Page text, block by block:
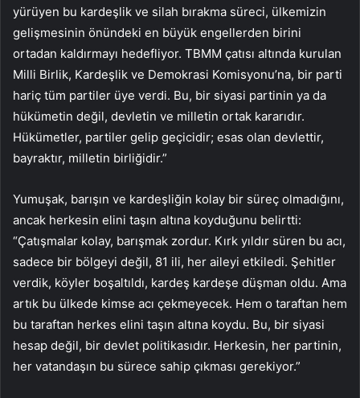
yürüyen bu kardeşlik ve silah bırakma süreci, ülkemizin
gelişmesinin önündeki en büyük engellerden birini
ortadan kaldırmayı hedefliyor. TBMM çatısı altında kurulan
Milli Birlik, Kardeşlik ve Demokrasi Komisyonu’na, bir parti
hariç tüm partiler üye verdi. Bu, bir siyasi partinin ya da
hükümetin değil, devletin ve milletin ortak kararıdır.
Hükümetler, partiler gelip geçicidir; esas olan devlettir,
bayraktır, milletin birliğidir.”
Yumuşak, barışın ve kardeşliğin kolay bir süreç olmadığını,
ancak herkesin elini taşın altına koyduğunu belirtti:
“Çatışmalar kolay, barışmak zordur. Kırk yıldır süren bu acı,
sadece bir bölgeyi değil, 81 ili, her aileyi etkiledi. Şehitler
verdik, köyler boşaltıldı, kardeş kardeşe düşman oldu. Ama
artık bu ülkede kimse acı çekmeyecek. Hem o taraftan hem
bu taraftan herkes elini taşın altına koydu. Bu, bir siyasi
hesap değil, bir devlet politikasıdır. Herkesin, her partinin,
her vatandaşın bu sürece sahip çıkması gerekiyor.”